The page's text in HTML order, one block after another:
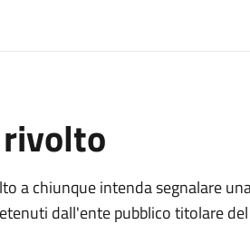
a chiunque intenda segnalare
dall'ente pubblico titolare